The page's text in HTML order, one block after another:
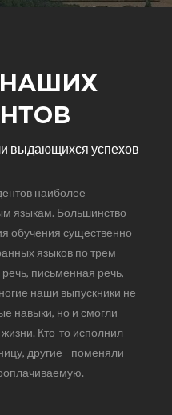
выдающихся успехов
наиболее
языкам. Большинство
обучения существенно
языков по трем
письменная речь,
наши выпускники не
навыки, но и смогли
Кто-то исполнил
другие - поменяли